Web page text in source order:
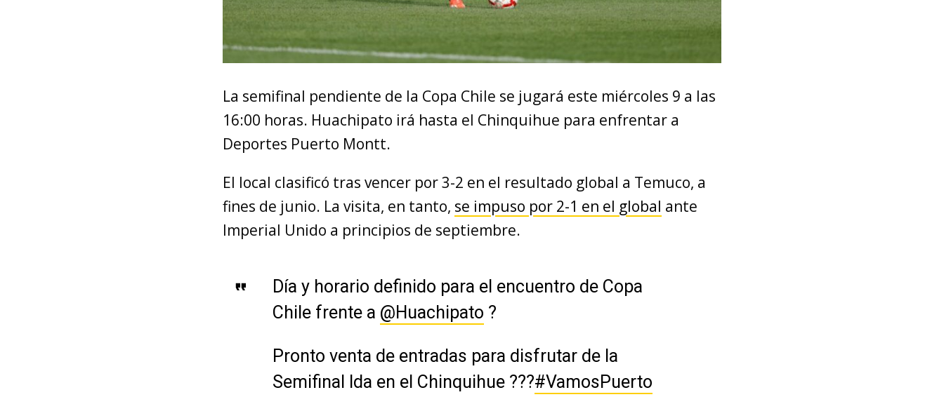
La semifinal pendiente de la Copa Chile se jugará este miércoles 9 a las
16:00 horas. Huachipato irá hasta el Chinquihue para enfrentar a
Deportes Puerto Montt.
El local clasificó tras vencer por 3-2 en el resultado global a Temuco, a
fines de junio. La visita, en tanto, se impuso por 2-1 en el global ante
Imperial Unido a principios de septiembre.
Día y horario definido para el encuentro de Copa
Chile frente a @Huachipato ?
Pronto venta de entradas para disfrutar de la
Semifinal Ida en el Chinquihue ?️??#VamosPuerto